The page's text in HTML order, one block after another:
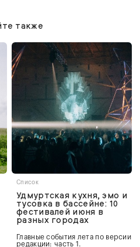
также
Список
Удмуртская кухня, эмо и
тусовка в бассейне: 10
фестивалей июня в
разных городах
Главные события лета по версии
редакции: часть 1.